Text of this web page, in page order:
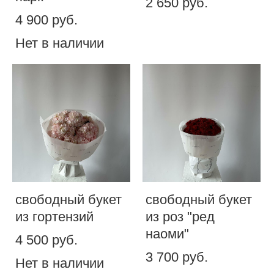
4 900 pуб.
Нет в наличии
свободный букет
из гортензий
4 500 pуб.
Нет в наличии
свободный букет
из роз "ред
наоми"
3 700 pуб.